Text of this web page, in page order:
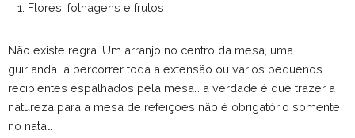
Flores, folhagens e frutos
Não existe regra. Um arranjo no centro da mesa, uma
guirlanda a percorrer toda a extensão ou vários pequenos
recipientes espalhados pela mesa… a verdade é que trazer a
natureza para a mesa de refeições não é obrigatório somente
no natal.